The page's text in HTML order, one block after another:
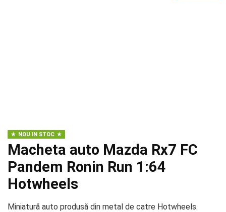
NOU IN STOC
Macheta auto Mazda Rx7 FC
Pandem Ronin Run 1:64
Hotwheels
Miniatură auto produsă din metal de catre Hotwheels.